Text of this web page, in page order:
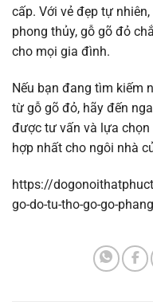
cấp. Với vẻ đẹp tự
phong thủy, gỗ gõ đỏ
cho mọi gia đình.
Nếu bạn đang tìm kiếm
từ gỗ gõ đỏ, hãy đến
được tư vấn và lựa chọn
hợp nhất cho ngôi nhà
https://
go-do-tu-tho-go-go-